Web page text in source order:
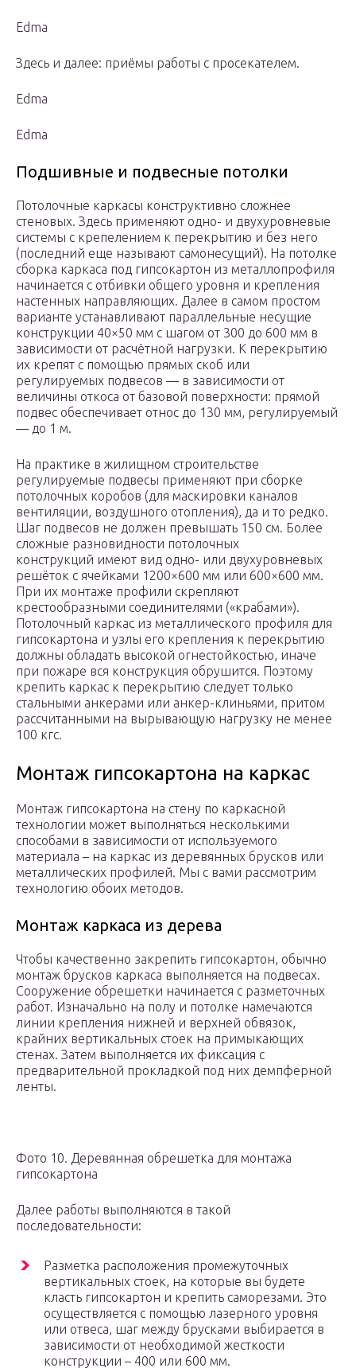
Edma
Здесь и далее: приёмы работы с просекателем.
Edma
Edma
Подшивные и подвесные потолки
Потолочные каркасы конструктивно сложнее
стеновых. Здесь применяют одно- и двухуровневые
системы с крепелением к перекрытию и без него
(последний еще называют самонесущий). На потолке
сборка каркаса под гипсокартон из металлопрофиля
начинается с отбивки общего уровня и крепления
настенных направляющих. Далее в самом простом
варианте устанавливают параллельные несущие
конструкции 40×50 мм с шагом от 300 до 600 мм в
зависимости от расчётной нагрузки. К перекрытию
их крепят с помощью прямых скоб или
регулируемых подвесов — в зависимости от
величины откоса от базовой поверхности: прямой
подвес обеспечивает относ до 130 мм, регулируемый
— до 1 м.
На практике в жилищном строительстве
регулируемые подвесы применяют при сборке
потолочных коробов (для маскировки каналов
вентиляции, воздушного отопления), да и то редко.
Шаг подвесов не должен превышать 150 см. Более
сложные разновидности потолочных
конструкций имеют вид одно- или двухуровневых
решёток с ячейками 1200×600 мм или 600×600 мм.
При их монтаже профили скрепляют
крестообразными соединителями («крабами»).
Потолочный каркас из металлического профиля для
гипсокартона и узлы его крепления к перекрытию
должны обладать высокой огнестойкостью, иначе
при пожаре вся конструкция обрушится. Поэтому
крепить каркас к перекрытию следует только
стальными анкерами или анкер-клиньями, притом
рассчитанными на вырывающую нагрузку не менее
100 кгс.
Монтаж гипсокартона на каркас
Монтаж гипсокартона на стену по каркасной
технологии может выполняться несколькими
способами в зависимости от используемого
материала – на каркас из деревянных брусков или
металлических профилей. Мы с вами рассмотрим
технологию обоих методов.
Монтаж каркаса из дерева
Чтобы качественно закрепить гипсокартон, обычно
монтаж брусков каркаса выполняется на подвесах.
Сооружение обрешетки начинается с разметочных
работ. Изначально на полу и потолке намечаются
линии крепления нижней и верхней обвязок,
крайних вертикальных стоек на примыкающих
стенах. Затем выполняется их фиксация с
предварительной прокладкой под них демпферной
ленты.
Фото 10. Деревянная обрешетка для монтажа
гипсокартона
Далее работы выполняются в такой
последовательности:
Разметка расположения промежуточных
вертикальных стоек, на которые вы будете
класть гипсокартон и крепить саморезами. Это
осуществляется с помощью лазерного уровня
или отвеса, шаг между брусками выбирается в
зависимости от необходимой жесткости
конструкции – 400 или 600 мм.